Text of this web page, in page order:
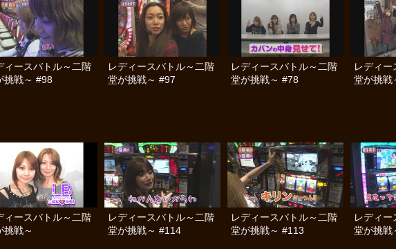
ィースバトル～二階
挑戦～ #98
レディースバトル～二階
堂が挑戦～ #97
レディースバトル～二階
堂が挑戦～ #78
レディー
堂が挑戦
ィースバトル～二階
挑戦～
レディースバトル～二階
堂が挑戦～ #114
レディースバトル～二階
堂が挑戦～ #113
レディー
堂が挑戦